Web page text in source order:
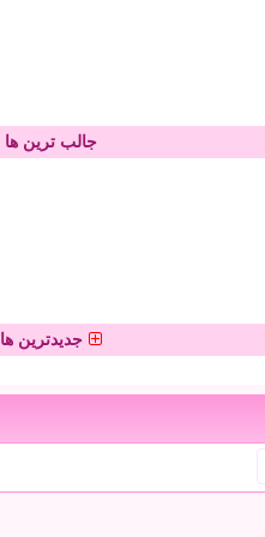
جالب ترین ها
جدیدترین ها